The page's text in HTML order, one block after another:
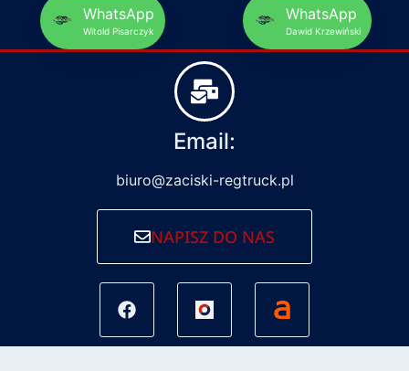
WhatsApp
Witold Pisarczyk
WhatsApp
Dawid Krzewiński
Email:
biuro@zaciski-regtruck.pl
NAPISZ DO NAS